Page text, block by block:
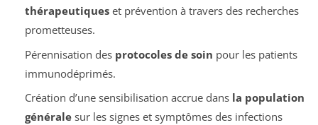
thérapeutiqueset prévention à travers des recherches
prometteuses.
Pérennisation des protocoles de soin pour les patients
immunodéprimés.
Création d’une sensibilisation accrue dans la population
généralesur les signes et symptômes des infections